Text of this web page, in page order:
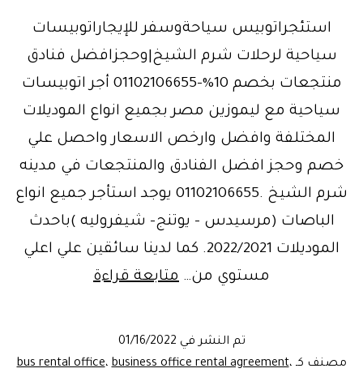
استئجراتوبيس سياحةوسفر للإيجاراتوبيسات
سياحية لرحلات شرم الشيخ|وحجزافضل فنادق
منتجعات بخصم 10%-01102106655 أجر اتوبيسات
سياحية مع ليموزين مصر بجميع انواع الموديلات
المختلفة وافضل وارخص الاسعار واحصل علي
خصم وحجز افضل الفنادق والمنتجعات في مدينه
شرم الشيخ .01102106655 يوجد استأجر جميع انواع
الباصات (مرسيدس – يوتنج- شيفروليه )باحدث
الموديلات 2022/2021. كما لدينا سائقين علي اعلي
مستوي من… متابعة قراءة
الشيخ|
تم النشر في 01/16/2022
مصنف كـ
bus rental office،business office rental agreement،